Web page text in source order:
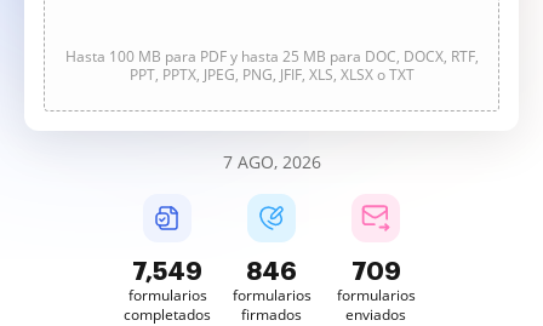
Hasta 100 MB para PDF y hasta 25 MB para DOC, DOCX, RTF,
PPT, PPTX, JPEG, PNG, JFIF, XLS, XLSX o TXT
7 AGO, 2026
7,549
formularios
completados
846
formularios
firmados
709
formularios
enviados